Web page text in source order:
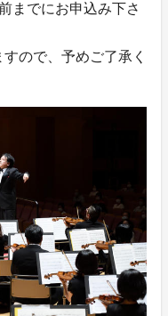
までにお申込み下さ
ので、予めご了承く